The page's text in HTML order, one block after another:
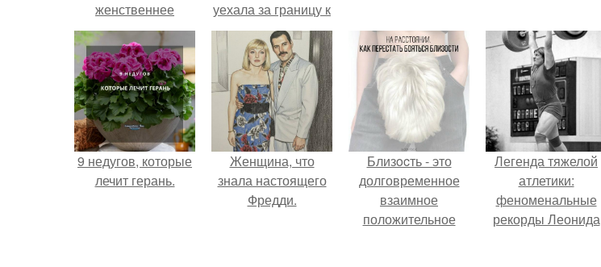
женственнее
уехала за границу к
новому избраннику
оставив детей.
9 недугов, которые
лечит герань.
Женщина, что
знала настоящего
Фредди.
Близocть - это
долговременное
взаимное
положительное
Легенда тяжелой
атлетики:
феноменальные
рекорды Леонида